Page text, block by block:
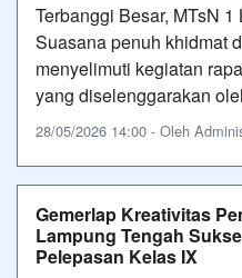
Terbanggi Besar, MTsN
Suasana penuh khidmat
menyelimuti kegiatan
yang diselenggarakan
28/05/2026 14:00 - Oleh
Gemerlap Kreativitas
Lampung Tengah
Pelepasan Kelas IX